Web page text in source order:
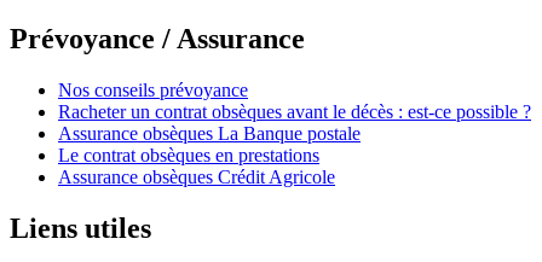
Prévoyance / Assurance
Nos conseils prévoyance
Racheter un contrat obsèques avant le décès : est-ce possible ?
Assurance obsèques La Banque postale
Le contrat obsèques en prestations
Assurance obsèques Crédit Agricole
Liens utiles